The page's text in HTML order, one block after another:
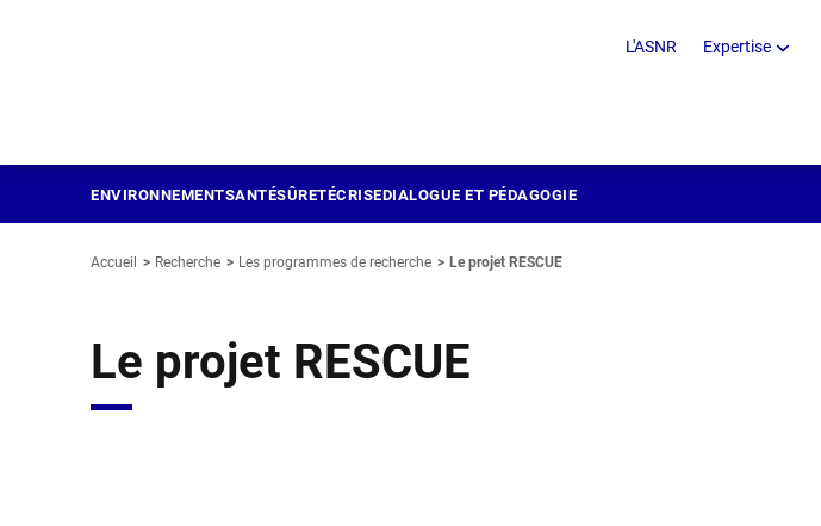
L'ASNR Expertise
ENVIRONNEMENTSANTÉSÛRETÉCRISEDIALOGUE ET PÉDAGOGIE
Accueil Recherche Les programmes de recherche Le projet RESCUE
Le projet RESCUE